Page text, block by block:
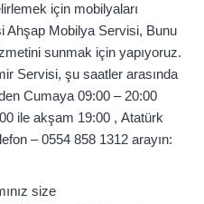
için mobilyaları
Ahşap Mobilya Servisi, Bunu
sunmak için yapıyoruz.
Servisi, şu saatler arasında
Cumaya 09:00 – 20:00
ile akşam 19:00 , Atatürk
– 0554 858 1312 arayın:
size